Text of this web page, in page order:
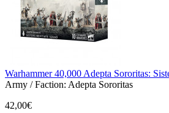
Warhammer 40,000 Adepta Sororitas:
Army / Faction: Adepta Sororitas
42,00€